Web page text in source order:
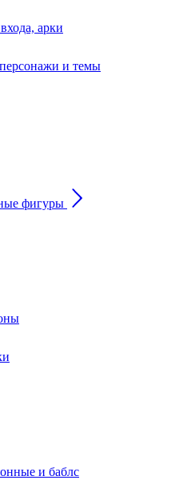
арки
и темы
фигуры
и баблс